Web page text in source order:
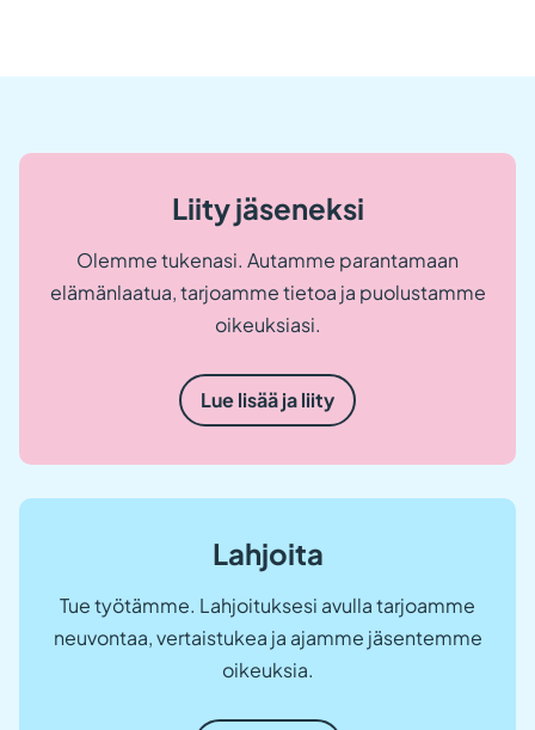
Liity jäseneksi
Olemme tukenasi. Autamme parantamaan
elämänlaatua, tarjoamme tietoa ja puolustamme
oikeuksiasi.
Lue lisää ja liity
Lahjoita
Tue työtämme. Lahjoituksesi avulla tarjoamme
neuvontaa, vertaistukea ja ajamme jäsentemme
oikeuksia.